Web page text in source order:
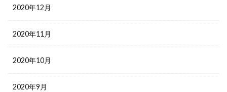
2020年12月
2020年11月
2020年10月
2020年9月